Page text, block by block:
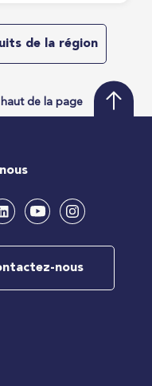
de la région
de la page
nous